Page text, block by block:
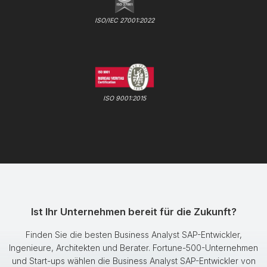
ISO/IEC 27001:2022
ISO 9001:2015
Ist Ihr Unternehmen bereit für die Zukunft?
Finden Sie die besten Business Analyst SAP-Entwickler,
Ingenieure, Architekten und Berater. Fortune-500-Unternehmen
und Start-ups wählen die Business Analyst SAP-Entwickler von